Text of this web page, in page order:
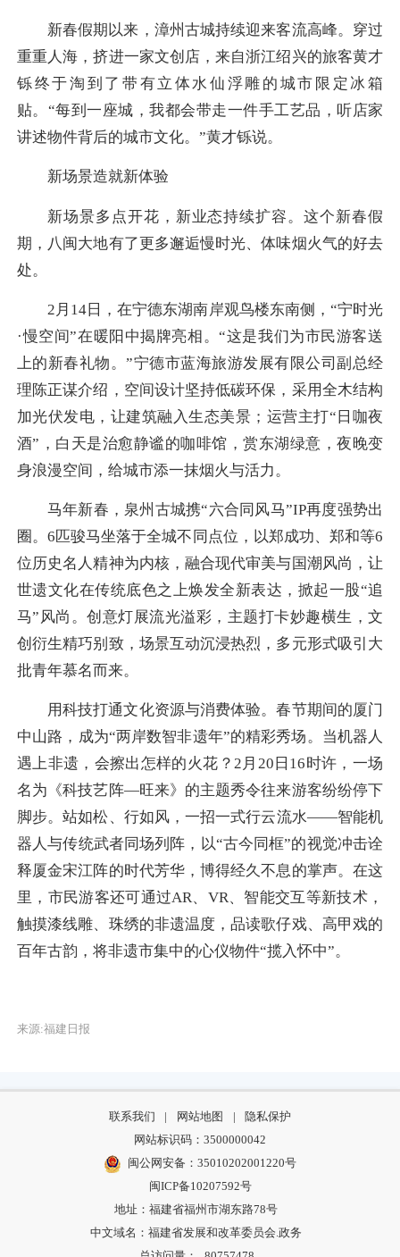
新春假期以来，漳州古城持续迎来客流高峰。穿过
重重人海，挤进一家文创店，来自浙江绍兴的旅客黄才
铄终于淘到了带有立体水仙浮雕的城市限定冰箱
贴。“每到一座城，我都会带走一件手工艺品，听店家
讲述物件背后的城市文化。”黄才铄说。
新场景造就新体验
新场景多点开花，新业态持续扩容。这个新春假
期，八闽大地有了更多邂逅慢时光、体味烟火气的好去
处。
2月14日，在宁德东湖南岸观鸟楼东南侧，“宁时光
·慢空间”在暖阳中揭牌亮相。“这是我们为市民游客送
上的新春礼物。”宁德市蓝海旅游发展有限公司副总经
理陈正谋介绍，空间设计坚持低碳环保，采用全木结构
加光伏发电，让建筑融入生态美景；运营主打“日咖夜
酒”，白天是治愈静谧的咖啡馆，赏东湖绿意，夜晚变
身浪漫空间，给城市添一抹烟火与活力。
马年新春，泉州古城携“六合同风马”IP再度强势出
圈。6匹骏马坐落于全城不同点位，以郑成功、郑和等6
位历史名人精神为内核，融合现代审美与国潮风尚，让
世遗文化在传统底色之上焕发全新表达，掀起一股“追
马”风尚。创意灯展流光溢彩，主题打卡妙趣横生，文
创衍生精巧别致，场景互动沉浸热烈，多元形式吸引大
批青年慕名而来。
用科技打通文化资源与消费体验。春节期间的厦门
中山路，成为“两岸数智非遗年”的精彩秀场。当机器人
遇上非遗，会擦出怎样的火花？2月20日16时许，一场
名为《科技艺阵—旺来》的主题秀令往来游客纷纷停下
脚步。站如松、行如风，一招一式行云流水——智能机
器人与传统武者同场列阵，以“古今同框”的视觉冲击诠
释厦金宋江阵的时代芳华，博得经久不息的掌声。在这
里，市民游客还可通过AR、VR、智能交互等新技术，
触摸漆线雕、珠绣的非遗温度，品读歌仔戏、高甲戏的
百年古韵，将非遗市集中的心仪物件“揽入怀中”。
来源:福建日报
联系我们 | 网站地图 |
隐私保护
网站标识码：3500000042
闽公网安备：35010202001220号
闽ICP备10207592号
地址：福建省福州市湖东路78号
中文域名：福建省发展和改革委员会.政务